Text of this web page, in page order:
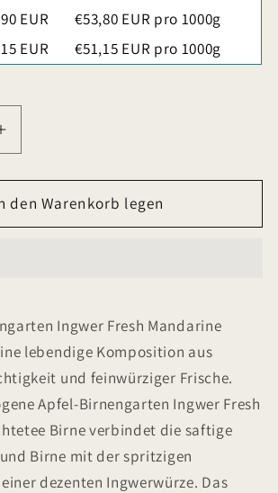
EUR
€53,80 EUR pro 1000g
EUR €51,15 EUR pro 1000g
Erhöhe
die
Menge
für
Apfel-
Früchtetee
den Warenkorb legen
Ingwer Fresh Mandarine
lebendige Komposition aus
und feinwürziger Frische.
Apfel-Birnengarten Ingwer Fresh
Birne verbindet die saftige
Birne mit der spritzigen
dezenten Ingwerwürze. Das